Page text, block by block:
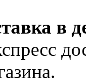
в